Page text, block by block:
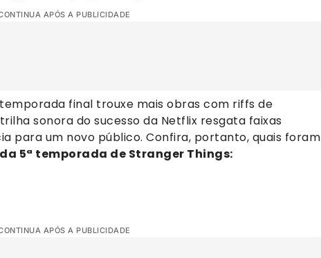
APÓS A PUBLICIDADE
final trouxe mais obras com riffs de
sonora do sucesso da Netflix resgata faixas
para um novo público. Confira, portanto, quais foram
5ª temporada de Stranger Things:
APÓS A PUBLICIDADE